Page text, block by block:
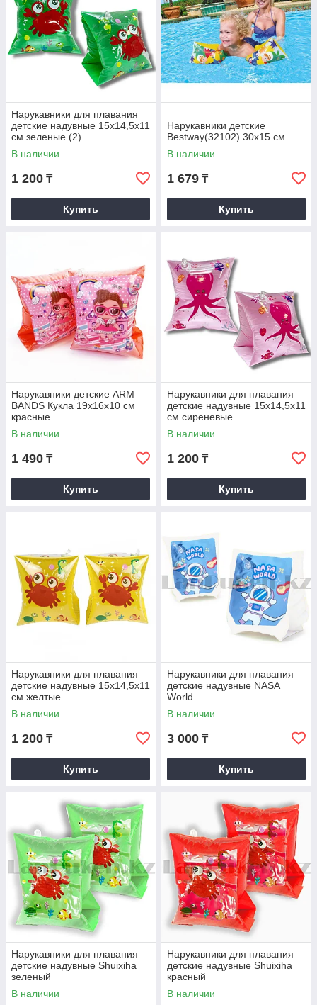
Нарукавники для плавания
детские надувные 15х14,5х11
см зеленые (2)
В наличии
1 200 ₸
Купить
Нарукавники детские
Bestway(32102) 30х15 см
В наличии
1 679 ₸
Купить
Нарукавники детские ARM
BANDS Кукла 19х16х10 см
красные
В наличии
1 490 ₸
Купить
Нарукавники для плавания
детские надувные 15х14,5х11
см сиреневые
В наличии
1 200 ₸
Купить
Нарукавники для плавания
детские надувные 15х14,5х11
см желтые
В наличии
1 200 ₸
Купить
Нарукавники для плавания
детские надувные NASA
World
В наличии
3 000 ₸
Купить
Нарукавники для плавания
детские надувные Shuixiha
зеленый
В наличии
Нарукавники для плавания
детские надувные Shuixiha
красный
В наличии